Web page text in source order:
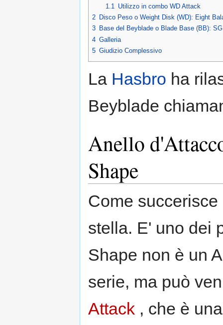
1.1
Utilizzo in combo WD Attack
2 Disco Peso o Weight Disk (WD): Eight
3 Base del Beyblade o Blade Base (BB):
4 Galleria
5 Giudizio Complessivo
La Hasbro ha
Beyblade
Anello
Shape
Come
stella. E' uno dei
Shape non è un
serie, ma può
Attack , che è